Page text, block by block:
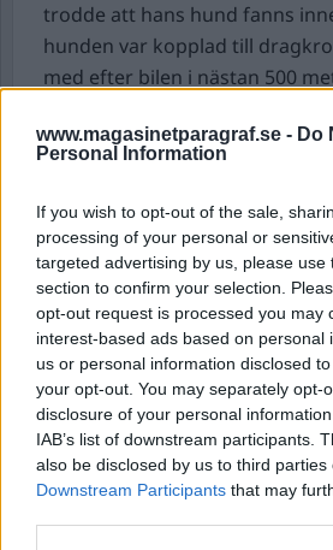
www.magasinetparagraf.se - Do
Personal Information
If you wish to opt-out of the sale,
processing of your personal or
targeted advertising by us, please use
section to confirm your selection.
opt-out request is processed you may
interest-based ads based on personal
us or personal information disclosed
your opt-out. You may separately opt-
disclosure of your personal
IAB’s list of downstream participants.
also be disclosed by us to third parties
Downstream Participants that may
trodde att hans hund fanns
hunden var kopplad till
med efter bilen i nästan 500
Mannen stannade när han
fanns innanför bakluckan.
Nu döms mannen att betala 30
brott mot djurskyddslagen,
Jönköping.
Hundägaren hävdar att det
misstag. Han erkänner inte
accepterar sitt straff.
Ny riksåklagare utsedd.
riksåklagare Katarina
permanenteras i rollen och är
riksåklagare av regeringen.